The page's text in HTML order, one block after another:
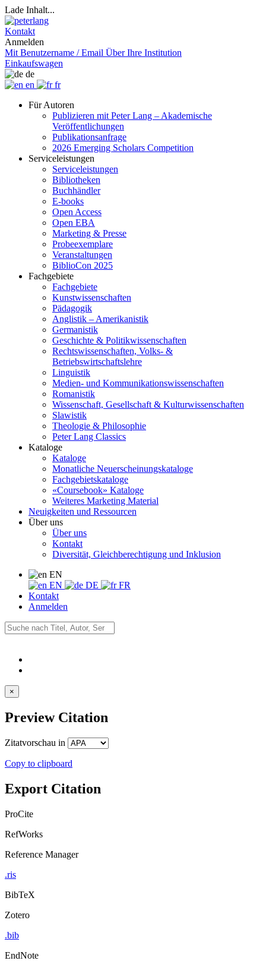
Lade Inhalt...
Kontakt
Anmelden
Mit Benutzername / Email Über Ihre Institution
Einkaufswagen
de
en
fr
Für Autoren
Publizieren mit Peter Lang – Akademische
Veröffentlichungen
Publikationsanfrage
2026 Emerging Scholars Competition
Serviceleistungen
Serviceleistungen
Bibliotheken
Buchhändler
E-books
Open Access
Open EBA
Marketing & Presse
Probeexemplare
Veranstaltungen
BiblioCon 2025
Fachgebiete
Fachgebiete
Kunstwissenschaften
Pädagogik
Anglistik – Amerikanistik
Germanistik
Geschichte & Politikwissenschaften
Rechtswissenschaften, Volks- &
Betriebswirtschaftslehre
Linguistik
Medien- und Kommunikationswissenschaften
Romanistik
Wissenschaft, Gesellschaft & Kulturwissenschaften
Slawistik
Theologie & Philosophie
Peter Lang Classics
Kataloge
Kataloge
Monatliche Neuerscheinungskataloge
Fachgebietskataloge
«Coursebook» Kataloge
Weiteres Marketing Material
Neuigkeiten und Ressourcen
Über uns
Über uns
Kontakt
Diversität, Gleichberechtigung und Inklusion
EN
EN
DE
FR
Kontakt
Anmelden
×
Preview Citation
Zitatvorschau in
Copy to clipboard
Export Citation
ProCite
RefWorks
Reference Manager
.ris
BibTeX
Zotero
.bib
EndNote